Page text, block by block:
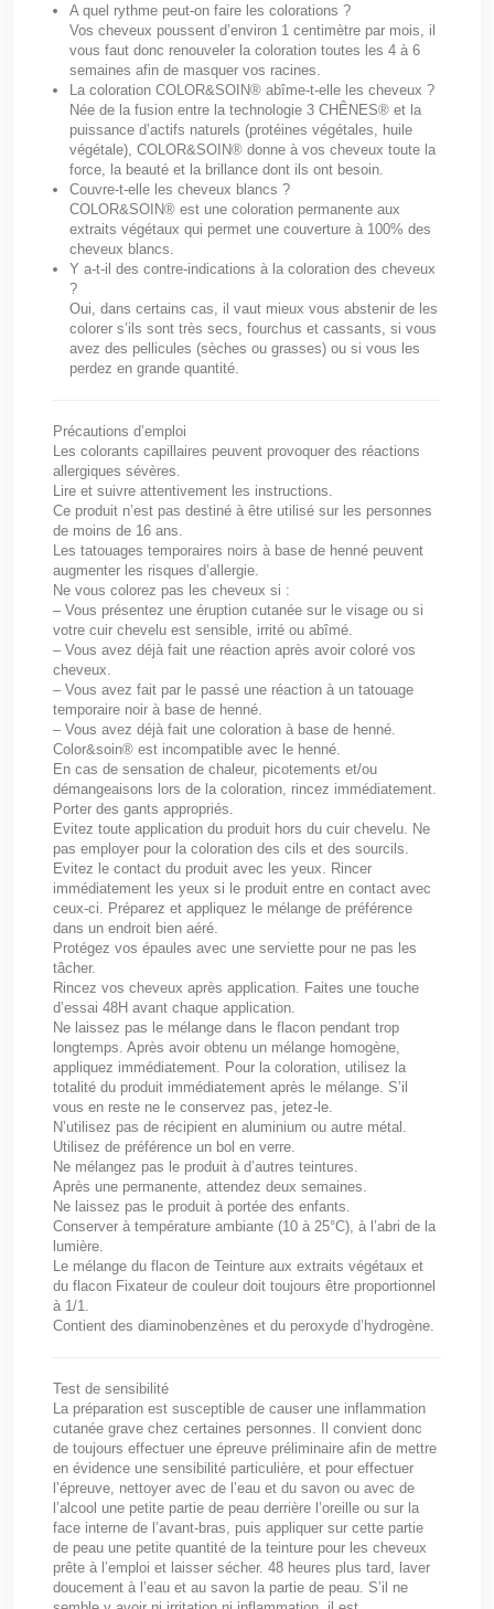
A quel rythme peut-on faire les colorations ?
Vos cheveux poussent d’environ 1 centimètre par mois, il
vous faut donc renouveler la coloration toutes les 4 à 6
semaines afin de masquer vos racines.
La coloration COLOR&SOIN® abîme-t-elle les cheveux ?
Née de la fusion entre la technologie 3 CHÊNES® et la
puissance d’actifs naturels (protéines végétales, huile
végétale), COLOR&SOIN® donne à vos cheveux toute la
force, la beauté et la brillance dont ils ont besoin.
Couvre-t-elle les cheveux blancs ?
COLOR&SOIN® est une coloration permanente aux
extraits végétaux qui permet une couverture à 100% des
cheveux blancs.
Y a-t-il des contre-indications à la coloration des cheveux
?
Oui, dans certains cas, il vaut mieux vous abstenir de les
colorer s’ils sont très secs, fourchus et cassants, si vous
avez des pellicules (sèches ou grasses) ou si vous les
perdez en grande quantité.
Précautions d’emploi
Les colorants capillaires peuvent provoquer des réactions
allergiques sévères.
Lire et suivre attentivement les instructions.
Ce produit n’est pas destiné à être utilisé sur les personnes
de moins de 16 ans.
Les tatouages temporaires noirs à base de henné peuvent
augmenter les risques d’allergie.
Ne vous colorez pas les cheveux si :
– Vous présentez une éruption cutanée sur le visage ou si
votre cuir chevelu est sensible, irrité ou abîmé.
– Vous avez déjà fait une réaction après avoir coloré vos
cheveux.
– Vous avez fait par le passé une réaction à un tatouage
temporaire noir à base de henné.
– Vous avez déjà fait une coloration à base de henné.
Color&soin® est incompatible avec le henné.
En cas de sensation de chaleur, picotements et/ou
démangeaisons lors de la coloration, rincez immédiatement.
Porter des gants appropriés.
Evitez toute application du produit hors du cuir chevelu. Ne
pas employer pour la coloration des cils et des sourcils.
Evitez le contact du produit avec les yeux. Rincer
immédiatement les yeux si le produit entre en contact avec
ceux-ci. Préparez et appliquez le mélange de préférence
dans un endroit bien aéré.
Protégez vos épaules avec une serviette pour ne pas les
tâcher.
Rincez vos cheveux après application. Faites une touche
d’essai 48H avant chaque application.
Ne laissez pas le mélange dans le flacon pendant trop
longtemps. Après avoir obtenu un mélange homogène,
appliquez immédiatement. Pour la coloration, utilisez la
totalité du produit immédiatement après le mélange. S’il
vous en reste ne le conservez pas, jetez-le.
N’utilisez pas de récipient en aluminium ou autre métal.
Utilisez de préférence un bol en verre.
Ne mélangez pas le produit à d’autres teintures.
Après une permanente, attendez deux semaines.
Ne laissez pas le produit à portée des enfants.
Conserver à température ambiante (10 à 25°C), à l’abri de la
lumière.
Le mélange du flacon de Teinture aux extraits végétaux et
du flacon Fixateur de couleur doit toujours être proportionnel
à 1/1.
Contient des diaminobenzènes et du peroxyde d’hydrogène.
Test de sensibilité
La préparation est susceptible de causer une inflammation
cutanée grave chez certaines personnes. Il convient donc
de toujours effectuer une épreuve préliminaire afin de mettre
en évidence une sensibilité particulière, et pour effectuer
l’épreuve, nettoyer avec de l’eau et du savon ou avec de
l’alcool une petite partie de peau derrière l’oreille ou sur la
face interne de l’avant-bras, puis appliquer sur cette partie
de peau une petite quantité de la teinture pour les cheveux
prête à l’emploi et laisser sécher. 48 heures plus tard, laver
doucement à l’eau et au savon la partie de peau. S’il ne